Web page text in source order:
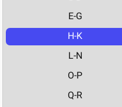
E-G
H-K
L-N
O-P
Q-R